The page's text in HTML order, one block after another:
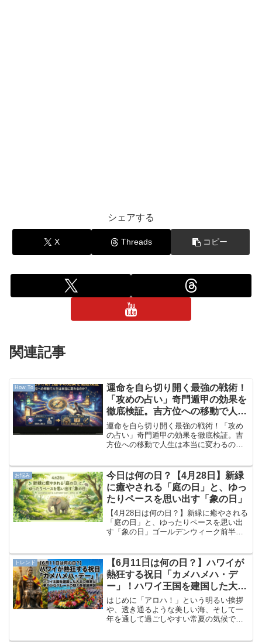
シェアする
X Threads コピー
関連記事
How To
運命を自ら切り開く最強の戦術！
「攻めの占い」奇門遁甲の効果を
徹底検証。吉方位への移動で人生
は本当に変わるのか？
運命を自ら切り開く最強の戦術！「攻め
の占い」奇門遁甲の効果を徹底検証。吉
方位への移動で人生は本当に変わるの
月日や手相を見て「あなたはこういう運
命です」と告げられる、受...
お悩み
今日は何の日？【4月28日】新緑
に癒やされる「庭の日」と、ゆっ
たりペースを思い出す「象の日」
【4月28日は何の日？】新緑に癒やされる
「庭の日」と、ゆったりペースを思い出
す「象の日」ゴールデンウィーク前半の
か。連休の谷間で少しリズムが掴みにく
い火曜日、本日は20...
トレンド
【6月11日は何の日？】ハワイが
熱狂する祝日「カメハメハ・デ
ー」！ハワイ王国を建国した大王
の偉業と華やかなパレードの魅力
を徹底解説
はじめに「アロハ！」という明るい挨拶
や、透き通るような美しい海、そして一
年を通して過ごしやすい常夏の気候で、